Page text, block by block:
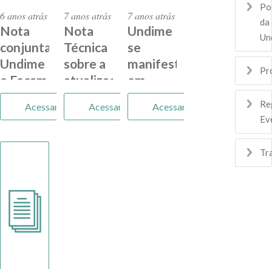
6 anos atrás
Nota
conjunta
Undime
e Fecam
Acessar
7 anos atrás
Nota
Técnica
sobre a
atualização
do Piso
SalarialAcessar
7 anos atrás
Undime
se
manifesta
em
relação
Acessar
da